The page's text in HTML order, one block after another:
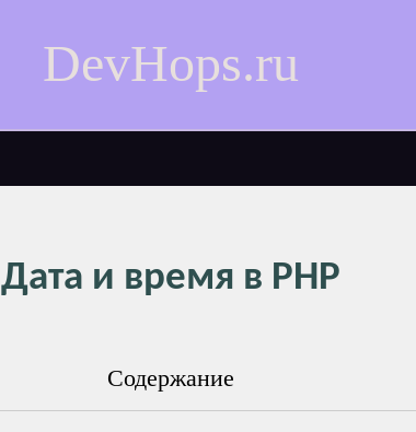
DevHops.ru
Дата и время в PHP
Содержание